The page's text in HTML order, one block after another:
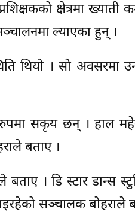
क्षेत्रमा ख्याती
ल्याएका हुन् ।
थियो । सो अवसरमा
सकृय छन् । हाल
बताए ।
। डि स्टार डान्स
सञ्चालक बोहराले